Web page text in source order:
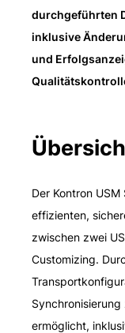
durchgeführten
inklusive
und
Der Kontron
effizienten,
zwischen zwei
Customizing.
ermöglicht,